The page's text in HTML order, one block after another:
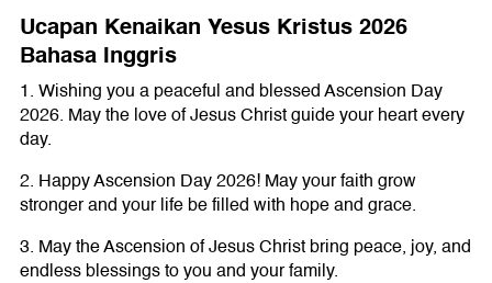
Ucapan Kenaikan Yesus Kristus 2026
Bahasa Inggris
1. Wishing you a peaceful and blessed Ascension Day
2026. May the love of Jesus Christ guide your heart every
day.
2. Happy Ascension Day 2026! May your faith grow
stronger and your life be filled with hope and grace.
3. May the Ascension of Jesus Christ bring peace, joy, and
endless blessings to you and your family.